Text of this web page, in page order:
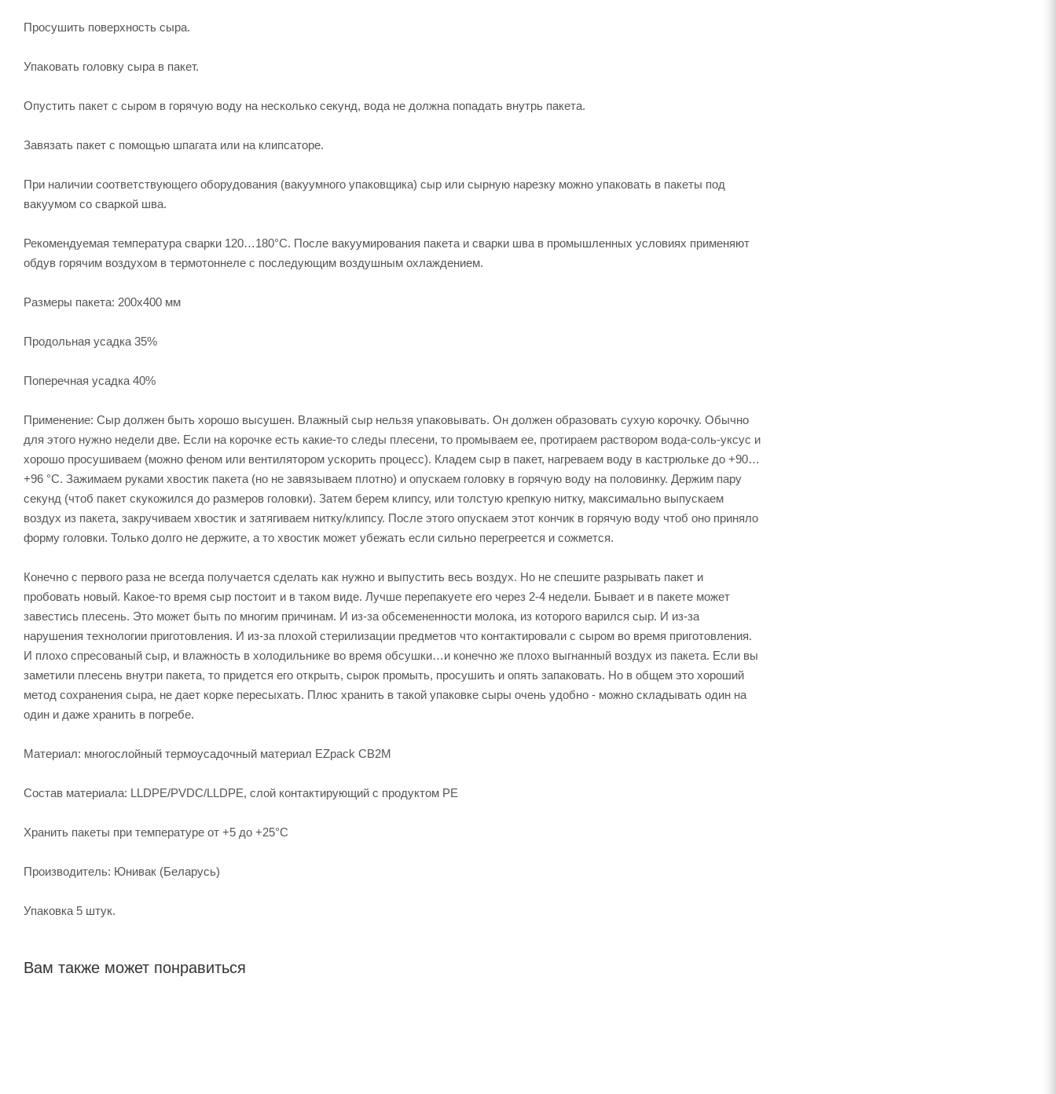
Просушить поверхность сыра.
Упаковать головку сыра в пакет.
Опустить пакет с сыром в горячую воду на несколько секунд, вода не должна попадать внутрь пакета.
Завязать пакет с помощью шпагата или на клипсаторе.
При наличии соответствующего оборудования (вакуумного упаковщика) сыр или сырную нарезку можно упаковать в пакеты под
вакуумом со сваркой шва.
Рекомендуемая температура сварки 120…180°С. После вакуумирования пакета и сварки шва в промышленных условиях применяют
обдув горячим воздухом в термотоннеле с последующим воздушным охлаждением.
Размеры пакета: 200х400 мм
Продольная усадка 35%
Поперечная усадка 40%
Применение: Сыр должен быть хорошо высушен. Влажный сыр нельзя упаковывать. Он должен образовать сухую корочку. Обычно
для этого нужно недели две. Если на корочке есть какие-то следы плесени, то промываем ее, протираем раствором вода-соль-уксус и
хорошо просушиваем (можно феном или вентилятором ускорить процесс). Кладем сыр в пакет, нагреваем воду в кастрюльке до +90…
+96 °С. Зажимаем руками хвостик пакета (но не завязываем плотно) и опускаем головку в горячую воду на половинку. Держим пару
секунд (чтоб пакет скукожился до размеров головки). Затем берем клипсу, или толстую крепкую нитку, максимально выпускаем
воздух из пакета, закручиваем хвостик и затягиваем нитку/клипсу. После этого опускаем этот кончик в горячую воду чтоб оно приняло
форму головки. Только долго не держите, а то хвостик может убежать если сильно перегреется и сожмется.
Конечно с первого раза не всегда получается сделать как нужно и выпустить весь воздух. Но не спешите разрывать пакет и
пробовать новый. Какое-то время сыр постоит и в таком виде. Лучше перепакуете его через 2-4 недели. Бывает и в пакете может
завестись плесень. Это может быть по многим причинам. И из-за обсемененности молока, из которого варился сыр. И из-за
нарушения технологии приготовления. И из-за плохой стерилизации предметов что контактировали с сыром во время приготовления.
И плохо спресованый сыр, и влажность в холодильнике во время обсушки…и конечно же плохо выгнанный воздух из пакета. Если вы
заметили плесень внутри пакета, то придется его открыть, сырок промыть, просушить и опять запаковать. Но в общем это хороший
метод сохранения сыра, не дает корке пересыхать. Плюс хранить в такой упаковке сыры очень удобно - можно складывать один на
один и даже хранить в погребе.
Материал: многослойный термоусадочный материал EZpack CB2M
Состав материала: LLDPE/PVDC/LLDPE, слой контактирующий с продуктом РЕ
Хранить пакеты при температуре от +5 до +25°С
Производитель: Юнивак (Беларусь)
Упаковка 5 штук.
Вам также может понравиться